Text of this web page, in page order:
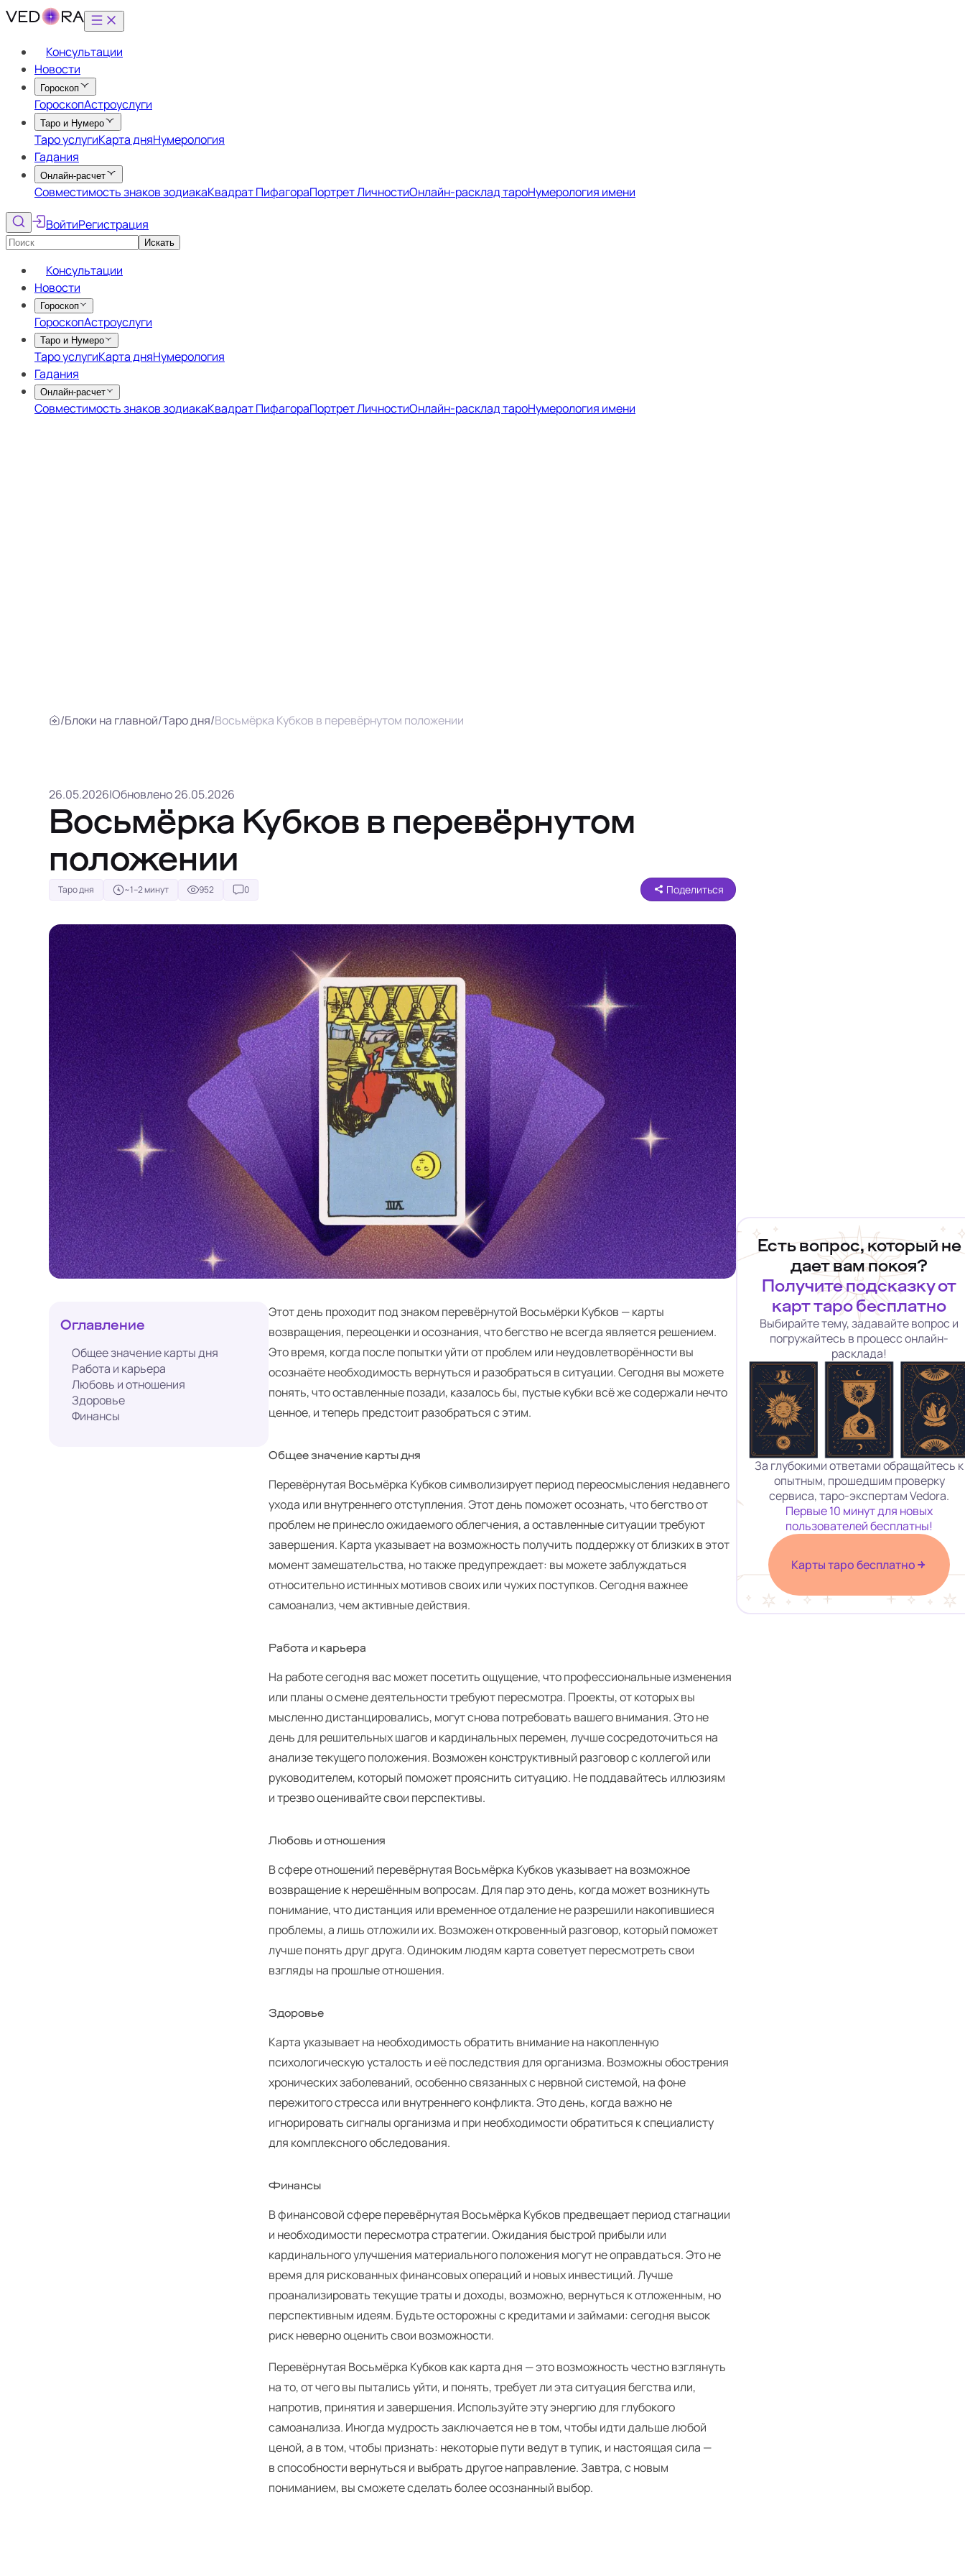
/Блоки на главной/Таро дня/Восьмёрка Кубков в перевёрнутом положении
26.05.2026|Обновлено 26.05.2026
Восьмёрка Кубков в перевёрнутом
положении
Таро дня ~1–2 минут 952 0 Поделиться
Оглавление
Общее значение карты дня
Работа и карьера
Любовь и отношения
Здоровье
Финансы
Этот день проходит под знаком перевёрнутой Восьмёрки Кубков — карты
возвращения, переоценки и осознания, что бегство не всегда является решением.
Это время, когда после попытки уйти от проблем или неудовлетворённости вы
осознаёте необходимость вернуться и разобраться в ситуации. Сегодня вы можете
понять, что оставленные позади, казалось бы, пустые кубки всё же содержали нечто
ценное, и теперь предстоит разобраться с этим.
Общее значение карты дня
Перевёрнутая Восьмёрка Кубков символизирует период переосмысления недавнего
ухода или внутреннего отступления. Этот день поможет осознать, что бегство от
проблем не принесло ожидаемого облегчения, а оставленные ситуации требуют
завершения. Карта указывает на возможность получить поддержку от близких в этот
момент замешательства, но также предупреждает: вы можете заблуждаться
относительно истинных мотивов своих или чужих поступков. Сегодня важнее
самоанализ, чем активные действия.
Работа и карьера
На работе сегодня вас может посетить ощущение, что профессиональные изменения
или планы о смене деятельности требуют пересмотра. Проекты, от которых вы
мысленно дистанцировались, могут снова потребовать вашего внимания. Это не
день для решительных шагов и кардинальных перемен, лучше сосредоточиться на
анализе текущего положения. Возможен конструктивный разговор с коллегой или
руководителем, который поможет прояснить ситуацию. Не поддавайтесь иллюзиям
и трезво оценивайте свои перспективы.
Любовь и отношения
В сфере отношений перевёрнутая Восьмёрка Кубков указывает на возможное
возвращение к нерешённым вопросам. Для пар это день, когда может возникнуть
понимание, что дистанция или временное отдаление не разрешили накопившиеся
проблемы, а лишь отложили их. Возможен откровенный разговор, который поможет
лучше понять друг друга. Одиноким людям карта советует пересмотреть свои
взгляды на прошлые отношения.
Здоровье
Карта указывает на необходимость обратить внимание на накопленную
психологическую усталость и её последствия для организма. Возможны обострения
хронических заболеваний, особенно связанных с нервной системой, на фоне
пережитого стресса или внутреннего конфликта. Это день, когда важно не
игнорировать сигналы организма и при необходимости обратиться к специалисту
для комплексного обследования.
Финансы
В финансовой сфере перевёрнутая Восьмёрка Кубков предвещает период стагнации
и необходимости пересмотра стратегии. Ожидания быстрой прибыли или
кардинального улучшения материального положения могут не оправдаться. Это не
время для рискованных финансовых операций и новых инвестиций. Лучше
проанализировать текущие траты и доходы, возможно, вернуться к отложенным, но
перспективным идеям. Будьте осторожны с кредитами и займами: сегодня высок
риск неверно оценить свои возможности.
Перевёрнутая Восьмёрка Кубков как карта дня — это возможность честно взглянуть
на то, от чего вы пытались уйти, и понять, требует ли эта ситуация бегства или,
напротив, принятия и завершения. Используйте эту энергию для глубокого
самоанализа. Иногда мудрость заключается не в том, чтобы идти дальше любой
ценой, а в том, чтобы признать: некоторые пути ведут в тупик, и настоящая сила —
в способности вернуться и выбрать другое направление. Завтра, с новым
пониманием, вы сможете сделать более осознанный выбор.
Есть вопрос, который не
дает вам покоя?
Получите подсказку от
карт таро бесплатно
Выбирайте тему, задавайте вопрос и
погружайтесь в процесс онлайн-
расклада!
За глубокими ответами обращайтесь к
опытным, прошедшим проверку
сервиса, таро-экспертам Vedora.
Первые 10 минут для новых
пользователей бесплатны!
Карты таро бесплатно